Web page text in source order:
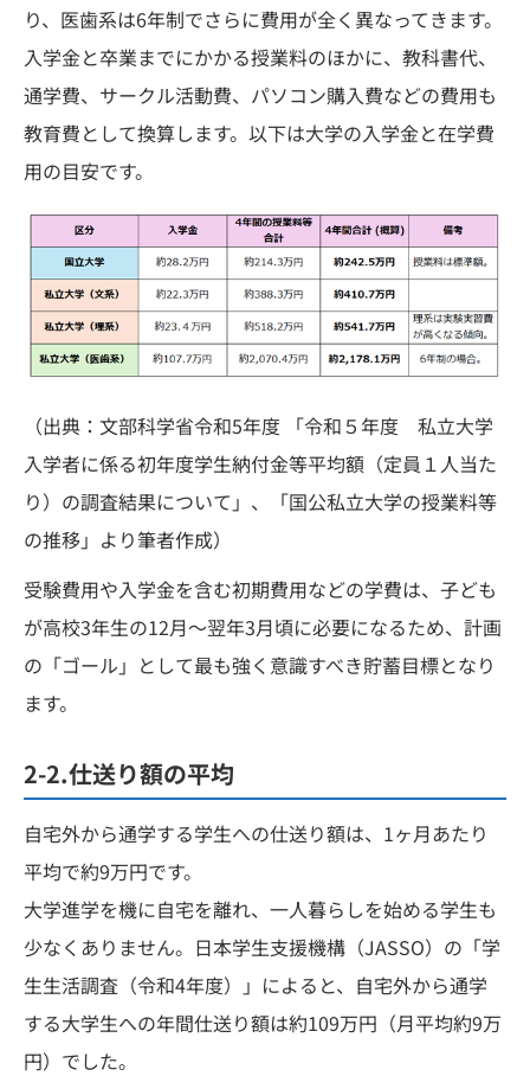
り、医歯系は6年制でさらに費用が全く異なってきます。
入学金と卒業までにかかる授業料のほかに、教科書代、
通学費、サークル活動費、パソコン購入費などの費用も
教育費として換算します。以下は大学の入学金と在学費
用の目安です。
（出典：文部科学省令和5年度 「令和５年度 私立大学
入学者に係る初年度学生納付金等平均額（定員１人当た
り）の調査結果について」、「国公私立大学の授業料等
の推移」より筆者作成）
受験費用や入学金を含む初期費用などの学費は、子ども
が高校3年生の12月〜翌年3月頃に必要になるため、計画
の「ゴール」として最も強く意識すべき貯蓄目標となり
ます。
2-2.仕送り額の平均
自宅外から通学する学生への仕送り額は、1ヶ月あたり
平均で約9万円です。
大学進学を機に自宅を離れ、一人暮らしを始める学生も
少なくありません。日本学生支援機構（JASSO）の「学
生生活調査（令和4年度）」によると、自宅外から通学
する大学生への年間仕送り額は約109万円（月平均約9万
円）でした。